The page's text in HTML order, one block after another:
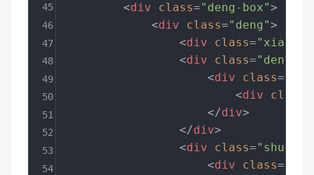
<div class="deng-box">
<div class="deng">
<div class="xian"
<div class="deng-a"
<div class=
<div class
</div>
</div>
<div class="shui
<div class=
45
46
47
48
49
50
51
52
53
54